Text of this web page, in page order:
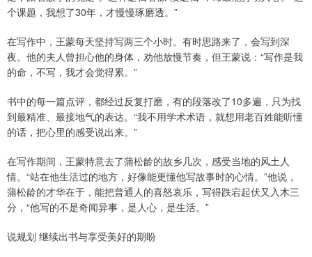
个课题，我想了30年，才慢慢琢磨透。”
在写作中，王蒙每天坚持写两三个小时。有时思路来了，会写到深
夜。他的夫人曾担心他的身体，劝他放慢节奏，但王蒙说：“写作是我
的命，不写，我才会觉得累。”
书中的每一篇点评，都经过反复打磨，有的段落改了10多遍，只为找
到最精准、最接地气的表达。“我不用学术术语，就想用老百姓能听懂
的话，把心里的感受说出来。”
在写作期间，王蒙特意去了蒲松龄的故乡几次，感受当地的风土人
情。“站在他生活过的地方，好像能更懂他写故事时的心情。”他说，
蒲松龄的才华在于，能把普通人的喜怒哀乐，写得跌宕起伏又入木三
分，“他写的不是奇闻异事，是人心，是生活。”
说规划 继续出书与享受美好的期盼